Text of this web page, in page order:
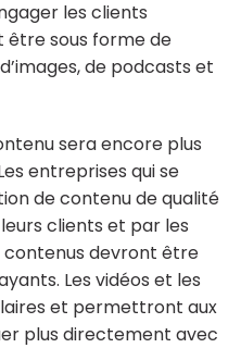
les clients
être sous forme de
de podcasts et
sera encore plus
entreprises qui se
de contenu de qualité
clients et par les
contenus devront être
Les vidéos et les
et permettront aux
plus directement avec